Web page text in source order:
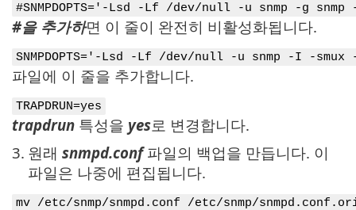
#SNMPDOPTS='-Lsd -Lf /dev/null -u snmp -g
#을 추가하면 이 줄이 완전히 비활성화됩니다.
SNMPDOPTS='-Lsd -Lf /dev/null -u snmp -I -
파일에 이 줄을 추가합니다.
TRAPDRUN=yes
trapdrun 특성을 yes로 변경합니다.
3. 원래 snmpd.conf파일의 백업을 만듭니다. 이
파일은 나중에 편집됩니다.
mv /etc/snmp/snmpd.conf /etc/snmp/